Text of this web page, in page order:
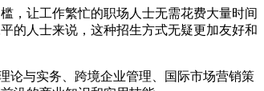
，让工作繁忙的职场人士无需花费大量时间
的人士来说，这种招生方式无疑更加友好和
论与实务、跨境企业管理、国际市场营销策